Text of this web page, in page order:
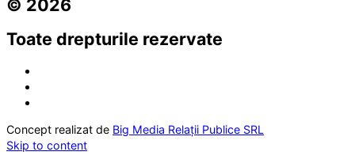
© 2026
Toate drepturile rezervate
Concept realizat de Big Media Relații Publice SRL
Skip to content